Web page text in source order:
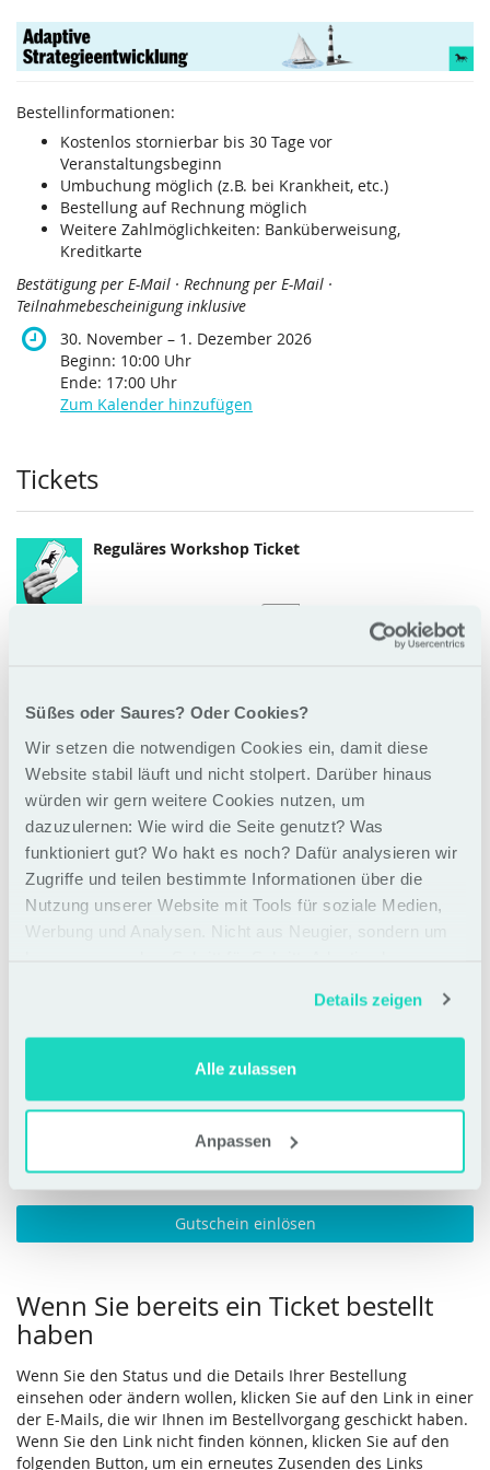
Süßes oder Saures? Oder Cookies?
Wir setzen die notwendigen Cookies ein, damit diese
Website stabil läuft und nicht stolpert. Darüber hinaus
würden wir gern weitere Cookies nutzen, um
dazuzulernen: Wie wird die Seite genutzt? Was
funktioniert gut? Wo hakt es noch? Dafür analysieren wir
Zugriffe und teilen bestimmte Informationen über die
Nutzung unserer Website mit Tools für soziale Medien,
Werbung und Analysen. Nicht aus Neugier, sondern um
Details zeigen
Alle zulassen
Anpassen
Zum
Haupt-
Inhalt
Adaptive
Strategieentwicklung
30.
November
bis
Dezember
2026
Bestellinformationen:
Kostenlos stornierbar bis 30 Tage vor
Veranstaltungsbeginn
Umbuchung möglich (z.B. bei Krankheit, etc.)
Bestellung auf Rechnung möglich
Weitere Zahlmöglichkeiten: Banküberweisung,
Kreditkarte
Bestätigung per E-Mail · Rechnung per E-Mail ·
Teilnahmebescheinigung inklusive
30. November –bis1. Dezember 2026
Beginn: 10:00 Uhr
Ende: 17:00 Uhr
Zum Kalender hinzufügen
Produkte
Tickets
Reguläres Workshop Ticket
Early Horse Workshop Ticket
Bis 2 Monate vor Trainingsstart verfügbar.
Ursprünglicher
1.990,00 €
Neuer
Preis:
1.790,00 €
zzgl.19% MwSt.
Menge
-
Zum Warenkorb hinzufügen
Gutschein einlösen
Gutschein einlösen
Wenn Sie bereits ein Ticket bestellt
haben
Wenn Sie den Status und die Details Ihrer Bestellung
einsehen oder ändern wollen, klicken Sie auf den Link in einer
der E-Mails, die wir Ihnen im Bestellvorgang geschickt haben.
Wenn Sie den Link nicht finden können, klicken Sie auf den
folgenden Button, um ein erneutes Zusenden des Links